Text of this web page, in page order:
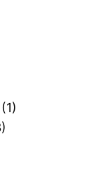
(1)